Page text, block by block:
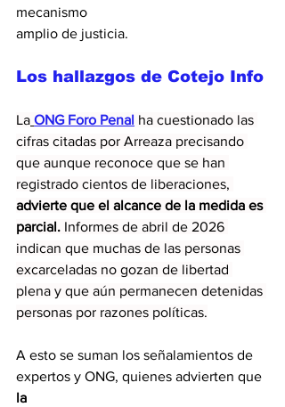
mecanismo
amplio de justicia.
Los hallazgos de Cotejo Info
La ONG Foro Penal ha cuestionado las
cifras citadas por Arreaza precisando
que aunque reconoce que se han
registrado cientos de liberaciones,
advierte que el alcance de la medida es
parcial. Informes de abril de 2026
indican que muchas de las personas
excarceladas no gozan de libertad
plena y que aún permanecen detenidas
personas por razones políticas.
A esto se suman los señalamientos de
expertos y ONG, quienes advierten que
la